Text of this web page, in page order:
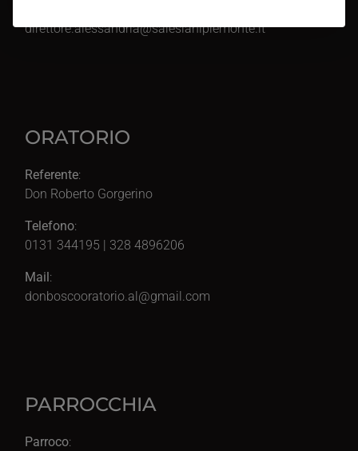
direttore.alessandria@salesianipiemonte.it
ORATORIO
Referente:
Don Roberto Gorgerino
Telefono:
0131 344195 | 328 4896206
Mail:
donboscooratorio.al@gmail.com
PARROCCHIA
Parroco: